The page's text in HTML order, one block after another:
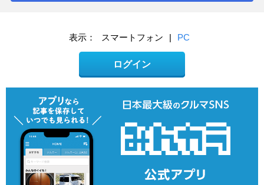
表示： スマートフォン | PC
ログイン